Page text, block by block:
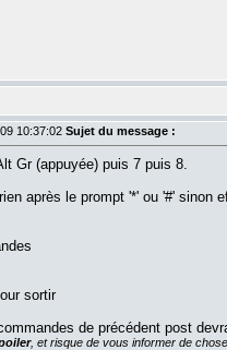
10:37:02 Sujet du message :
Gr (appuyée) puis 7 puis 8.
après le prompt '*' ou '#' sinon
sortir
de précédent post
, et risque de vous informer de